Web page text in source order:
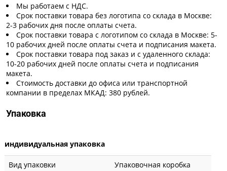
Мы работаем с НДС.
Срок поставки товара без логотипа со склада в Москве:
2-3 рабочих дня после оплаты счета.
Срок поставки товара с логотипом со склада в Москве: 5-
10 рабочих дней после оплаты счета и подписания макета.
Срок поставки товара под заказ и с удаленного склада:
10-20 рабочих дней после оплаты счета и подписания
макета.
Стоимость доставки до офиса или транспортной
компании в пределах МКАД: 380 рублей.
Упаковка
индивидуальная упаковка
Вид упаковки
Упаковочная коробка